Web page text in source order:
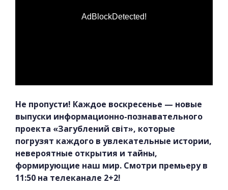
AdBlockDetected!
Не пропусти! Каждое воскресенье — новые
выпуски информационно-познавательного
проекта «Загублений світ», которые
погрузят каждого в увлекательные истории,
невероятные открытия и тайны,
формирующие наш мир. Смотри премьеру в
11:50 на телеканале 2+2!